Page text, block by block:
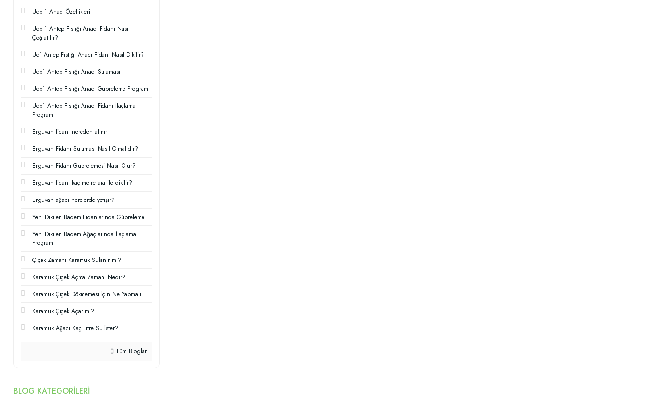
Ucb 1 Anacı Özellikleri
Ucb 1 Antep Fıstığı Anacı Fidanı Nasıl
Çoğlatılır?
Uc1 Antep Fıstığı Anacı Fidanı Nasıl Dikilir?
Ucb1 Antep Fıstığı Anacı Sulaması
Ucb1 Antep Fıstığı Anacı Gübreleme Programı
Ucb1 Antep Fıstığı Anacı Fidanı İlaçlama
Programı
Erguvan fidanı nereden alınır
Erguvan Fidanı Sulaması Nasıl Olmalıdır?
Erguvan Fidanı Gübrelemesi Nasıl Olur?
Erguvan fidanı kaç metre ara ile dikilir?
Erguvan ağacı nerelerde yetişir?
Yeni Dikilen Badem Fidanlarında Gübreleme
Yeni Dikilen Badem Ağaçlarında İlaçlama
Programı
Çiçek Zamanı Karamuk Sulanır mı?
Karamuk Çiçek Açma Zamanı Nedir?
Karamuk Çiçek Dökmemesi İçin Ne Yapmalı
Karamuk Çiçek Açar mı?
Karamuk Ağacı Kaç Litre Su İster?
Tüm Bloglar
BLOG KATEGORILERI